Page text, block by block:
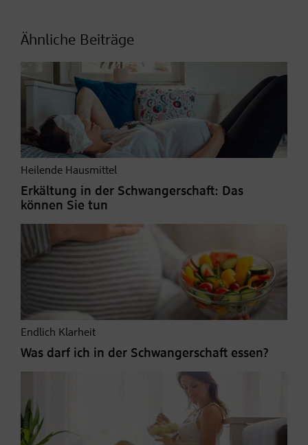
Ähnliche Beiträge
Heilende Hausmittel
Erkältung in der Schwangerschaft: Das
können Sie tun
Endlich Klarheit
Was darf ich in der Schwangerschaft essen?